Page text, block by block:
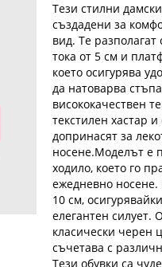
Тези стилни
създадени за
вид. Те
тока от 5 см и
което осигурява
да натоварва
висококачествен
текстилен хастар и
допринасят за
носене.Моделът е
ходило, което го
ежедневно носене.
10 см,
елегантен силует.
класически черен
съчетава с
Тези обувки са